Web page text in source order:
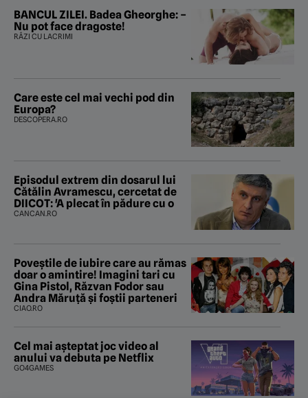
BANCUL ZILEI. Badea Gheorghe: –
Nu pot face dragoste!
RÂZI CU LACRIMI
Care este cel mai vechi pod din
Europa?
DESCOPERA.RO
Episodul extrem din dosarul lui
Cătălin Avramescu, cercetat de
DIICOT: 'A plecat în pădure cu o
CANCAN.RO
Poveştile de iubire care au rămas
doar o amintire! Imagini tari cu
Gina Pistol, Răzvan Fodor sau
Andra Măruţă şi foştii parteneri
CIAO.RO
Cel mai așteptat joc video al
anului va debuta pe Netflix
GO4GAMES